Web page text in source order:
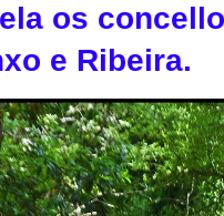
os
e Ribeira.